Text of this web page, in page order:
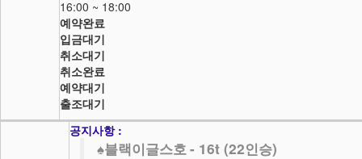
16:00 ~ 18:00
예약완료
입금대기
취소대기
취소완료
예약대기
출조대기
공지사항 :
♠블랙이글스호 - 16t (22인승)